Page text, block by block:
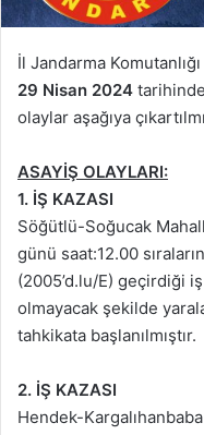
İl Jandarma
29 Nisan 2024
olaylar aşağıya
ASAYİŞ OLAYLARI:
1. İŞ KAZASI
Söğütlü-Soğucak
günü saat:12.00
(2005’d.lu/E) geçirdiği
olmayacak şekilde
tahkikata başlanılmıştır.
2. İŞ KAZASI
Hendek-